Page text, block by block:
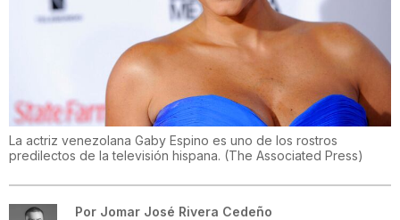
La actriz venezolana Gaby Espino es uno de los rostros
predilectos de la televisión hispana. (The Associated Press)
Por Jomar José Rivera Cedeño